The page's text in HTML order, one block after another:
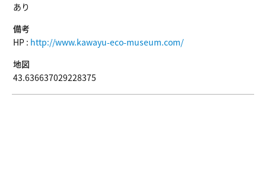
あり
備考
HP : http://www.kawayu-eco-museum.com/
地図
43.636637029228375